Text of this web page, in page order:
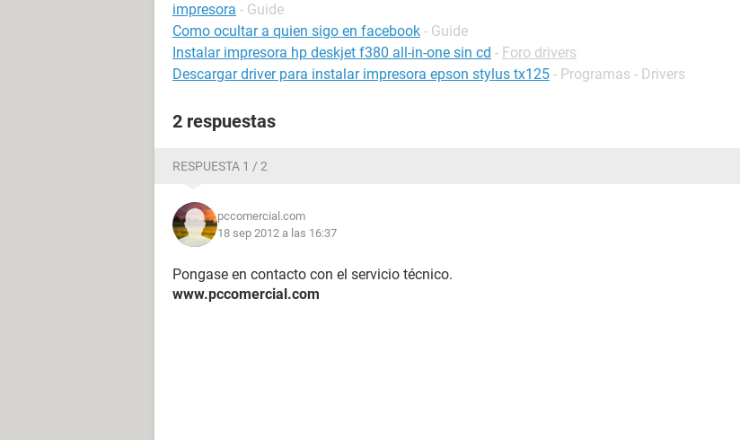
impresora - Guide
Como ocultar a quien sigo en facebook - Guide
Instalar impresora hp deskjet f380 all-in-one sin cd - Foro drivers
Descargar driver para instalar impresora epson stylus tx125 - Programas - Drivers
2 respuestas
RESPUESTA 1 / 2
pccomercial.com
18 sep 2012 a las 16:37
Pongase en contacto con el servicio técnico.
www.pccomercial.com